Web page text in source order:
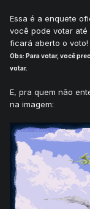
Essa é a enquete
você pode votar até
ficará aberto o voto!
Obs: Para votar, você
votar.
E, pra quem não
na imagem: